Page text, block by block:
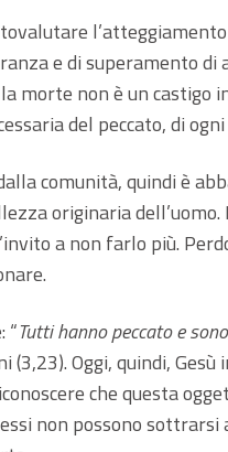
l’atteggiamento
e di superamento di
morte non è un
del peccato, di
comunità, quindi è
originaria
a non farlo più.
“Tutti hanno peccato e
Oggi, quindi, Gesù
che questa
non possono